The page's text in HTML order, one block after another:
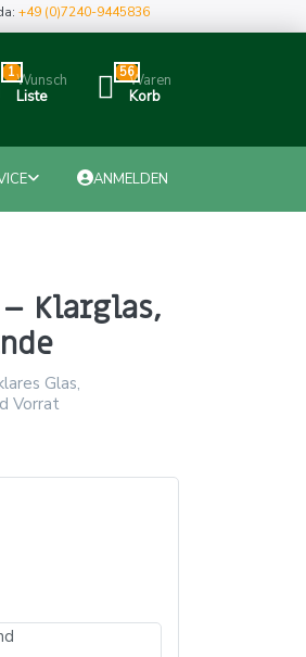
+49 (0)7240-9445836
1Wunsch
Liste
56Waren
Korb
ANMELDEN
Klarglas,
Glas,
Vorrat